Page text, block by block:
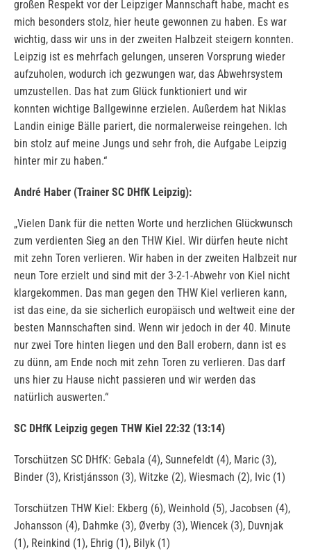
großen Respekt vor der Leipziger Mannschaft habe, macht es
mich besonders stolz, hier heute gewonnen zu haben. Es war
wichtig, dass wir uns in der zweiten Halbzeit steigern konnten.
Leipzig ist es mehrfach gelungen, unseren Vorsprung wieder
aufzuholen, wodurch ich gezwungen war, das Abwehrsystem
umzustellen. Das hat zum Glück funktioniert und wir
konnten wichtige Ballgewinne erzielen. Außerdem hat Niklas
Landin einige Bälle pariert, die normalerweise reingehen. Ich
bin stolz auf meine Jungs und sehr froh, die Aufgabe Leipzig
hinter mir zu haben.“
André Haber (Trainer SC DHfK Leipzig):
„Vielen Dank für die netten Worte und herzlichen Glückwunsch
zum verdienten Sieg an den THW Kiel. Wir dürfen heute nicht
mit zehn Toren verlieren. Wir haben in der zweiten Halbzeit nur
neun Tore erzielt und sind mit der 3-2-1-Abwehr von Kiel nicht
klargekommen. Das man gegen den THW Kiel verlieren kann,
ist das eine, da sie sicherlich europäisch und weltweit eine der
besten Mannschaften sind. Wenn wir jedoch in der 40. Minute
nur zwei Tore hinten liegen und den Ball erobern, dann ist es
zu dünn, am Ende noch mit zehn Toren zu verlieren. Das darf
uns hier zu Hause nicht passieren und wir werden das
natürlich auswerten.“
SC DHfK Leipzig gegen THW Kiel 22:32 (13:14)
Torschützen SC DHfK: Gebala (4), Sunnefeldt (4), Maric (3),
Binder (3), Kristjánsson (3), Witzke (2), Wiesmach (2), Ivic (1)
Torschützen THW Kiel: Ekberg (6), Weinhold (5), Jacobsen (4),
Johansson (4), Dahmke (3), Øverby (3), Wiencek (3), Duvnjak
(1), Reinkind (1), Ehrig (1), Bilyk (1)